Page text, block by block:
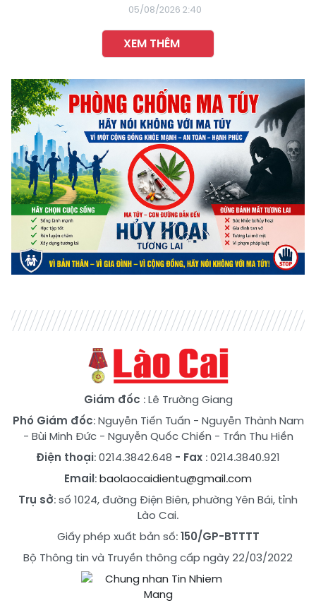
05/08/2026 2:40
XEM THÊM
Giám đốc : Lê Trường Giang
Phó Giám đốc:Nguyễn Tiến Tuấn - Nguyễn Thành Nam
- Bùi Minh Đức- Nguyễn Quốc Chiến - Trần Thu Hiền
Điện thoại: 0214.3842.648 - Fax : 0214.3840.921
Email:baolaocaidientu@gmail.com
Trụ sở: số 1024, đường Điện Biên, phường Yên Bái, tỉnh
Lào Cai.
Giấy phép xuất bản số:150/GP-BTTTT
Bộ Thông tin và Truyền thông cấp ngày 22/03/2022